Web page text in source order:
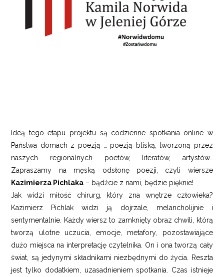
Ideą tego etapu projektu są codzienne spotkania online w
Państwa domach z poezją … poezją bliską, tworzoną przez
naszych regionalnych poetów, literatów, artystów…
Zapraszamy na męską odsłonę poezji, czyli wiersze
Kazimierza Pichlaka – bądźcie z nami, będzie pięknie!
Jak widzi miłość chirurg, który zna wnętrze człowieka?
Kazimierz Pichlak widzi ją dojrzale, melancholijnie i
sentymentalnie. Każdy wiersz to zamknięty obraz chwili, którą
tworzą ulotne uczucia, emocje, metafory, pozostawiające
dużo miejsca na interpretację czytelnika. On i ona tworzą cały
świat, są jedynymi składnikami niezbędnymi do życia. Reszta
jest tylko dodatkiem, uzasadnieniem spotkania. Czas istnieje